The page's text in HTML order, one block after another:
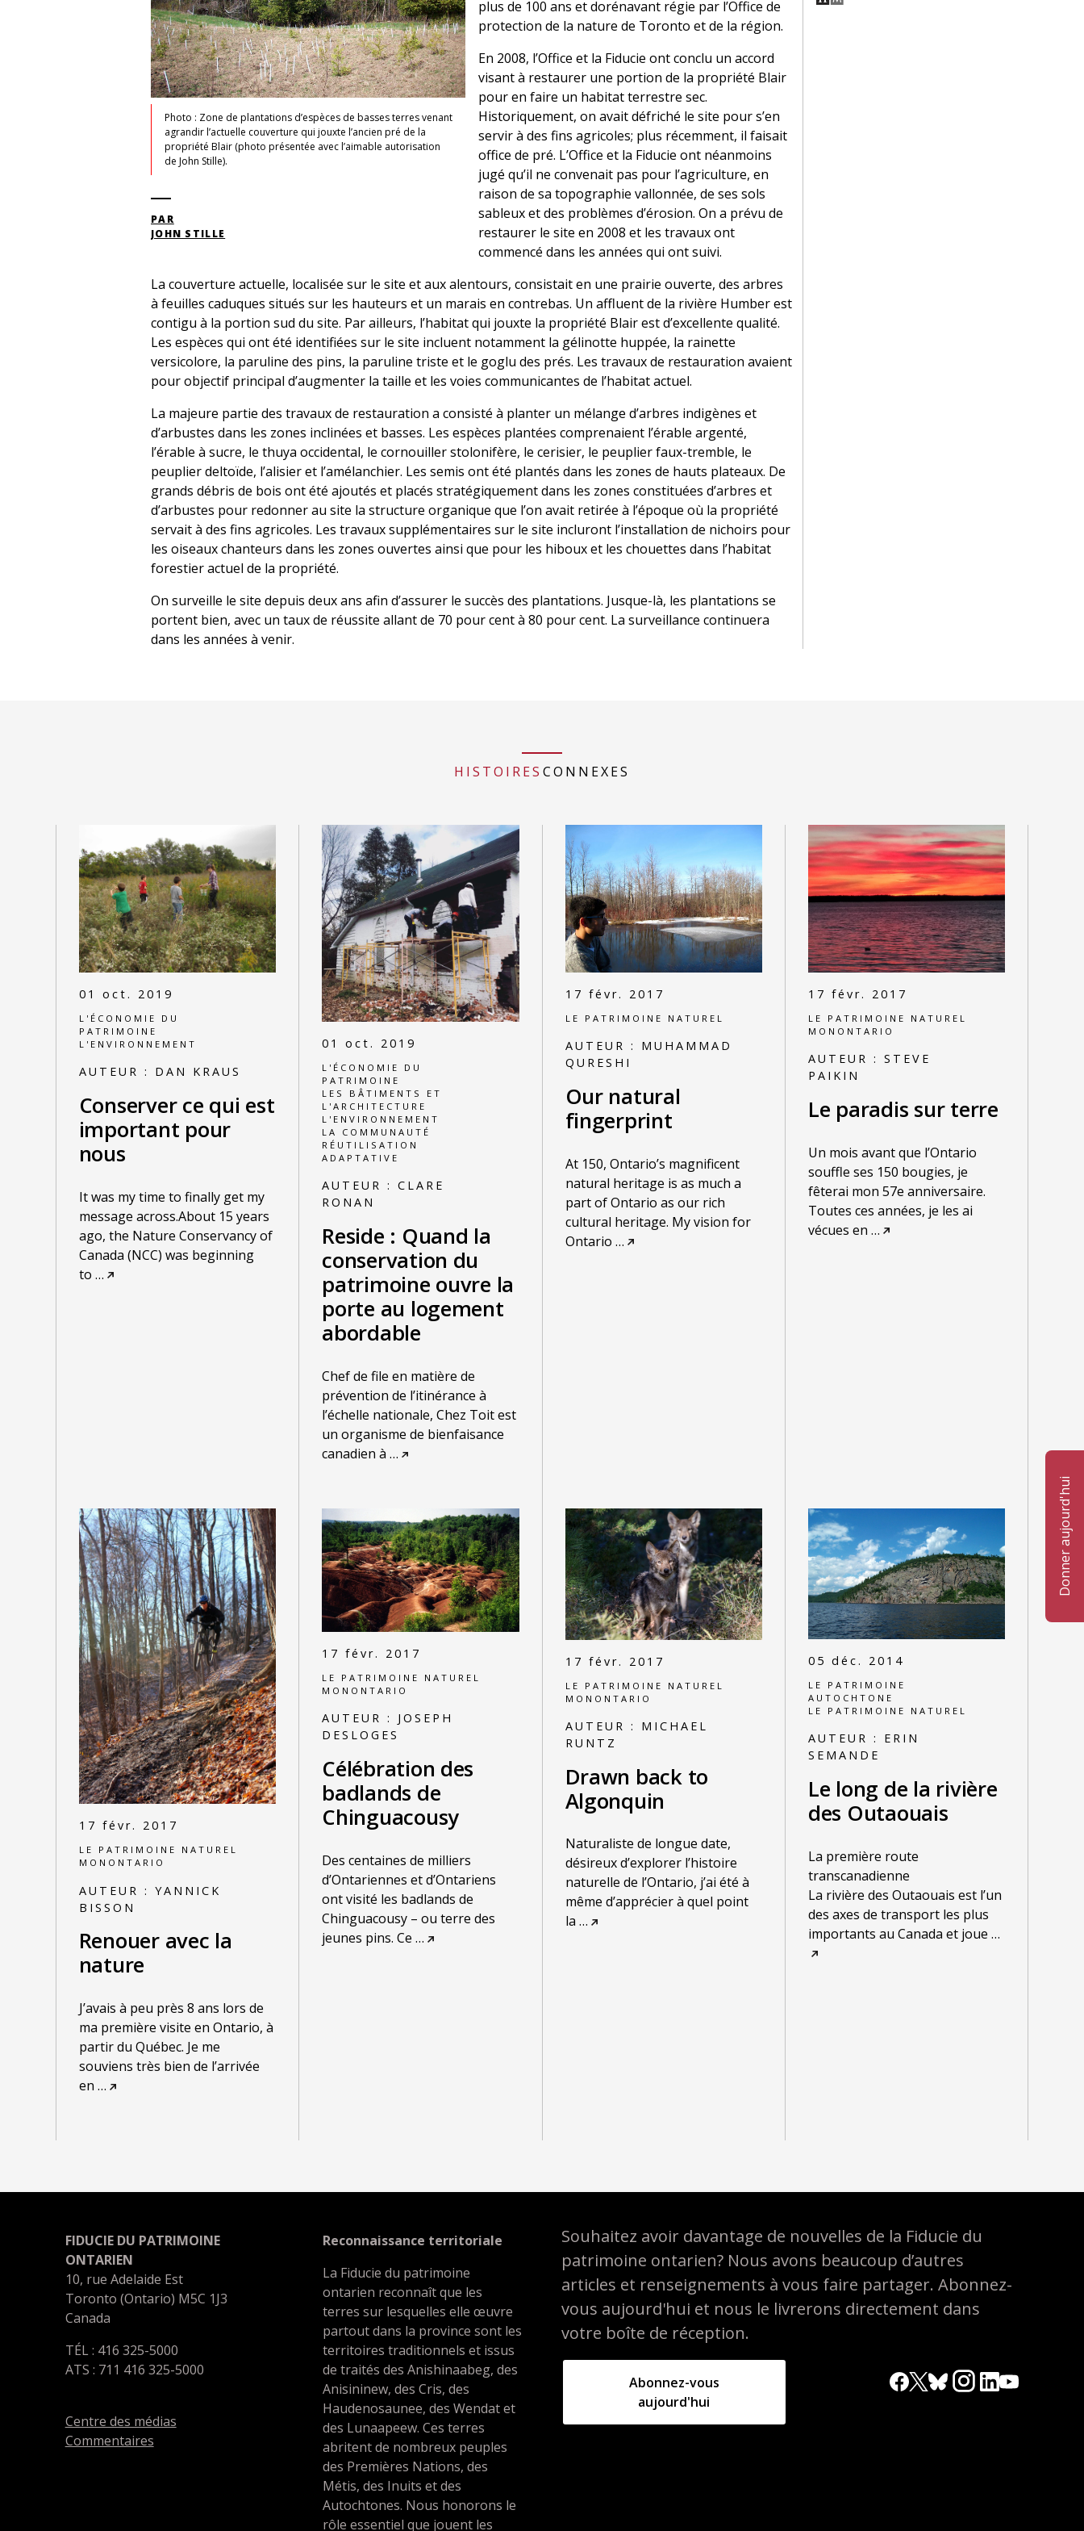
Donner aujourd'hui
Photo : Zone de plantations d’espèces de basses terres venant
agrandir l’actuelle couverture qui jouxte l’ancien pré de la
propriété Blair (photo présentée avec l’aimable autorisation
de John Stille).
PAR
JOHN STILLE
plus de 100 ans et dorénavant régie par l’Office de
protection de la nature de Toronto et de la région.
En 2008, l’Office et la Fiducie ont conclu un accord
visant à restaurer une portion de la propriété Blair
pour en faire un habitat terrestre sec.
Historiquement, on avait défriché le site pour s’en
servir à des fins agricoles; plus récemment, il faisait
office de pré. L’Office et la Fiducie ont néanmoins
jugé qu’il ne convenait pas pour l’agriculture, en
raison de sa topographie vallonnée, de ses sols
sableux et des problèmes d’érosion. On a prévu de
restaurer le site en 2008 et les travaux ont
commencé dans les années qui ont suivi.
La couverture actuelle, localisée sur le site et aux alentours, consistait en une prairie ouverte, des arbres
à feuilles caduques situés sur les hauteurs et un marais en contrebas. Un affluent de la rivière Humber est
contigu à la portion sud du site. Par ailleurs, l’habitat qui jouxte la propriété Blair est d’excellente qualité.
Les espèces qui ont été identifiées sur le site incluent notamment la gélinotte huppée, la rainette
versicolore, la paruline des pins, la paruline triste et le goglu des prés. Les travaux de restauration avaient
pour objectif principal d’augmenter la taille et les voies communicantes de l’habitat actuel.
La majeure partie des travaux de restauration a consisté à planter un mélange d’arbres indigènes et
d’arbustes dans les zones inclinées et basses. Les espèces plantées comprenaient l’érable argenté,
l’érable à sucre, le thuya occidental, le cornouiller stolonifère, le cerisier, le peuplier faux-tremble, le
peuplier deltoïde, l’alisier et l’amélanchier. Les semis ont été plantés dans les zones de hauts plateaux. De
grands débris de bois ont été ajoutés et placés stratégiquement dans les zones constituées d’arbres et
d’arbustes pour redonner au site la structure organique que l’on avait retirée à l’époque où la propriété
servait à des fins agricoles. Les travaux supplémentaires sur le site incluront l’installation de nichoirs pour
les oiseaux chanteurs dans les zones ouvertes ainsi que pour les hiboux et les chouettes dans l’habitat
forestier actuel de la propriété.
On surveille le site depuis deux ans afin d’assurer le succès des plantations. Jusque-là, les plantations se
portent bien, avec un taux de réussite allant de 70 pour cent à 80 pour cent. La surveillance continuera
dans les années à venir.
HISTOIRES CONNEXES
01 oct. 2019
L'ÉCONOMIE DU
PATRIMOINE
L'ENVIRONNEMENT
AUTEUR : DAN KRAUS
Conserver ce qui est
important pour
nous
It was my time to finally get my
message across.About 15 years
ago, the Nature Conservancy of
Canada (NCC) was beginning
to …
01 oct. 2019
L'ÉCONOMIE DU
PATRIMOINE
LES BÂTIMENTS ET
L'ARCHITECTURE
L'ENVIRONNEMENT
LA COMMUNAUTÉ
RÉUTILISATION
ADAPTATIVE
AUTEUR :CLARE
RONAN
Reside : Quand la
conservation du
patrimoine ouvre la
porte au logement
abordable
Chef de file en matière de
prévention de l’itinérance à
l’échelle nationale, Chez Toit est
un organisme de bienfaisance
canadien à …
17 févr. 2017
LE PATRIMOINE NATUREL
AUTEUR : MUHAMMAD
QURESHI
Our natural
fingerprint
At 150, Ontario’s magnificent
natural heritage is as much a
part of Ontario as our rich
cultural heritage. My vision for
Ontario …
17 févr. 2017
LE PATRIMOINE NATUREL
MONONTARIO
AUTEUR :STEVE
PAIKIN
Le paradis sur terre
Un mois avant que l’Ontario
souffle ses 150 bougies, je
fêterai mon 57e anniversaire.
Toutes ces années, je les ai
vécues en …
17 févr. 2017
LE PATRIMOINE NATUREL
MONONTARIO
AUTEUR : YANNICK
BISSON
Renouer avec la
nature
J’avais à peu près 8 ans lors de
ma première visite en Ontario, à
partir du Québec. Je me
souviens très bien de l’arrivée
en …
17 févr. 2017
LE PATRIMOINE NATUREL
MONONTARIO
AUTEUR : JOSEPH
DESLOGES
Célébration des
badlands de
Chinguacousy
Des centaines de milliers
d’Ontariennes et d’Ontariens
ont visité les badlands de
Chinguacousy – ou terre des
jeunes pins. Ce …
17 févr. 2017
LE PATRIMOINE NATUREL
MONONTARIO
AUTEUR : MICHAEL
RUNTZ
Drawn back to
Algonquin
Naturaliste de longue date,
désireux d’explorer l’histoire
naturelle de l’Ontario, j’ai été à
même d’apprécier à quel point
la …
05 déc. 2014
LE PATRIMOINE
AUTOCHTONE
LE PATRIMOINE NATUREL
AUTEUR : ERIN
SEMANDE
Le long de la rivière
des Outaouais
La première route
transcanadienne
La rivière des Outaouais est l’un
des axes de transport les plus
importants au Canada et joue …
FIDUCIE DU PATRIMOINE
ONTARIEN
10, rue Adelaide Est
Toronto (Ontario) M5C 1J3
Canada
TÉL : 416 325-5000
ATS : 711 416 325-5000
Centre des médias
Commentaires
Reconnaissance territoriale
La Fiducie du patrimoine
ontarien reconnaît que les
terres sur lesquelles elle œuvre
partout dans la province sont les
territoires traditionnels et issus
de traités des Anishinaabeg, des
Anisininew, des Cris, des
Haudenosaunee, des Wendat et
des Lunaapeew. Ces terres
abritent de nombreux peuples
des Premières Nations, des
Métis, des Inuits et des
Autochtones. Nous honorons le
rôle essentiel que jouent les
Souhaitez avoir davantage de nouvelles de la Fiducie du
patrimoine ontarien? Nous avons beaucoup d’autres
articles et renseignements à vous faire partager. Abonnez-
vous aujourd'hui et nous le livrerons directement dans
votre boîte de réception.
Abonnez-vous
aujourd'hui